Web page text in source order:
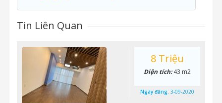
Tin Liên Quan
8 Triệu
Diện tích:43 m2
Ngày đăng: 3-09-2020